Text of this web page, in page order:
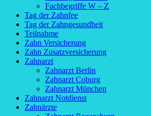
Fachbegriffe W – Z
Tag der Zahnfee
Tag der Zahngesundheit
Teilnahme
Zahn Versicherung
Zahn Zusatzversicherung
Zahnarzt
Zahnarzt Berlin
Zahnarzt Coburg
Zahnarzt München
Zahnarzt Notdienst
Zahnärzte